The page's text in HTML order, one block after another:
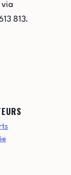
via
813.